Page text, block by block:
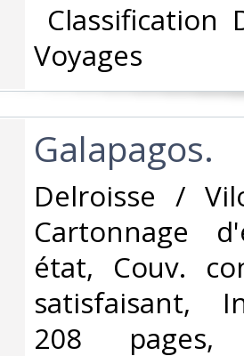
Classification
Voyages‎
‎Galapagos.‎
‎Delroisse /
Cartonnage
état, Couv.
satisfaisant,
208